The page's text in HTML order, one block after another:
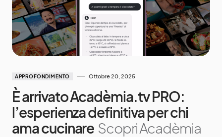
APPROFONDIMENTO Ottobre 20, 2025
È arrivato Acadèmia.tv PRO:
l’esperienza definitiva per chi
ama cucinare Scopri Acadèmia